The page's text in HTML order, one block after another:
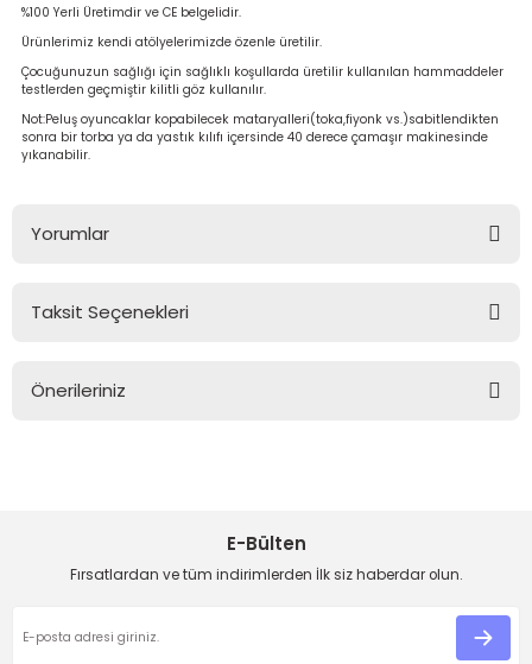
%100 Yerli Üretimdir ve CE belgelidir.
Ürünlerimiz kendi atölyelerimizde özenle üretilir.
Çocuğunuzun sağlığı için sağlıklı koşullarda üretilir kullanılan hammaddeler
testlerden geçmiştir kilitli göz kullanılır.
Not:Peluş oyuncaklar kopabilecek mataryalleri(toka,fiyonk vs.)sabitlendikten
sonra bir torba ya da yastık kılıfı içersinde 40 derece çamaşır makinesinde
yıkanabilir.
Yorumlar
Bu ürüne ilk yorumu siz yapın!
Taksit Seçenekleri
Önerileriniz
Ürün resmi kalitesiz, bozuk veya görüntülenemiyor.
Ürün bilgilerinde hatalar bulunuyor.
E-Bülten
Fırsatlardan ve tüm indirimlerden İlk siz haberdar olun.